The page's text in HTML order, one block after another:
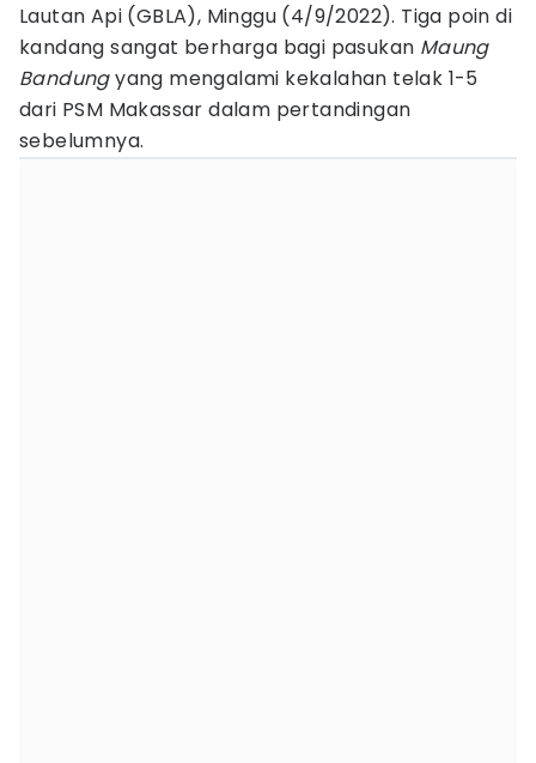
Lautan Api (GBLA), Minggu (4/9/2022). Tiga poin di
kandang sangat berharga bagi pasukan Maung
Bandungyang mengalami kekalahan telak 1-5
dari PSM Makassar dalam pertandingan
sebelumnya.